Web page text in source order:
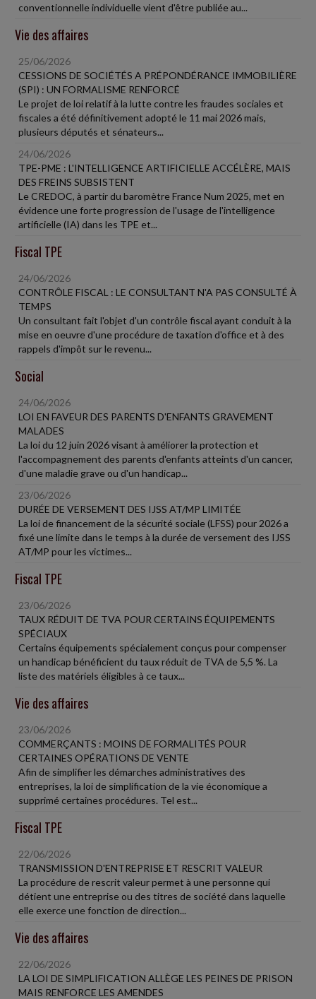
conventionnelle individuelle vient d'être publiée au...
Vie des affaires
25/06/2026
CESSIONS DE SOCIÉTÉS A PRÉPONDÉRANCE IMMOBILIÈRE
(SPI) : UN FORMALISME RENFORCÉ
Le projet de loi relatif à la lutte contre les fraudes sociales et
fiscales a été définitivement adopté le 11 mai 2026 mais,
plusieurs députés et sénateurs...
24/06/2026
TPE-PME : L'INTELLIGENCE ARTIFICIELLE ACCÉLÈRE, MAIS
DES FREINS SUBSISTENT
Le CREDOC, à partir du baromètre France Num 2025, met en
évidence une forte progression de l'usage de l'intelligence
artificielle (IA) dans les TPE et...
Fiscal TPE
24/06/2026
CONTRÔLE FISCAL : LE CONSULTANT N'A PAS CONSULTÉ À
TEMPS
Un consultant fait l'objet d'un contrôle fiscal ayant conduit à la
mise en oeuvre d'une procédure de taxation d'office et à des
rappels d'impôt sur le revenu...
Social
24/06/2026
LOI EN FAVEUR DES PARENTS D'ENFANTS GRAVEMENT
MALADES
La loi du 12 juin 2026 visant à améliorer la protection et
l'accompagnement des parents d'enfants atteints d'un cancer,
d'une maladie grave ou d'un handicap...
23/06/2026
DURÉE DE VERSEMENT DES IJSS AT/MP LIMITÉE
La loi de financement de la sécurité sociale (LFSS) pour 2026 a
fixé une limite dans le temps à la durée de versement des IJSS
AT/MP pour les victimes...
Fiscal TPE
23/06/2026
TAUX RÉDUIT DE TVA POUR CERTAINS ÉQUIPEMENTS
SPÉCIAUX
Certains équipements spécialement conçus pour compenser
un handicap bénéficient du taux réduit de TVA de 5,5 %. La
liste des matériels éligibles à ce taux...
Vie des affaires
23/06/2026
COMMERÇANTS : MOINS DE FORMALITÉS POUR
CERTAINES OPÉRATIONS DE VENTE
Afin de simplifier les démarches administratives des
entreprises, la loi de simplification de la vie économique a
supprimé certaines procédures. Tel est...
Fiscal TPE
22/06/2026
TRANSMISSION D'ENTREPRISE ET RESCRIT VALEUR
La procédure de rescrit valeur permet à une personne qui
détient une entreprise ou des titres de société dans laquelle
elle exerce une fonction de direction...
Vie des affaires
22/06/2026
LA LOI DE SIMPLIFICATION ALLÈGE LES PEINES DE PRISON
MAIS RENFORCE LES AMENDES